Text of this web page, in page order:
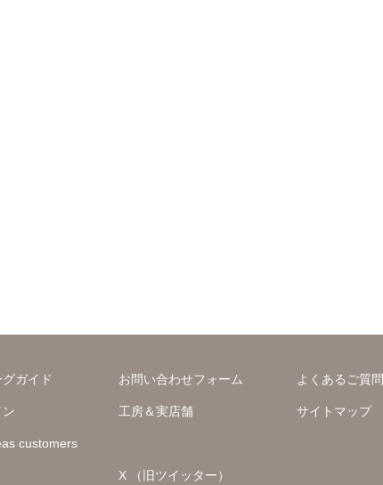
ガイド お問い合わせフォーム よくあるご質問
工房＆実店舗 サイトマップ
customers
X （旧ツイッター）